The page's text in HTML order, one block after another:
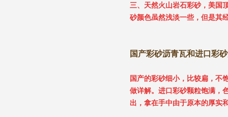
三、天然火山岩石彩砂，美国
砂颜色虽然浅淡一些，但是其
国产彩砂沥青瓦和进口彩
国产的彩砂细小，比较扁，不
做详解。进口彩砂颗粒饱满，
出，拿在手中由于原本的厚实